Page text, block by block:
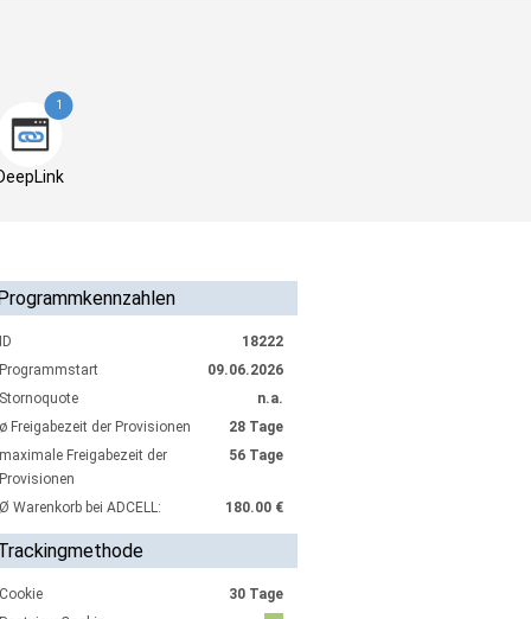
1
18222
09.06.2026
n.a.
Freigabezeit der Provisionen
28 Tage
Freigabezeit der
56 Tage
Warenkorb bei ADCELL: 180.00 €
30 Tage